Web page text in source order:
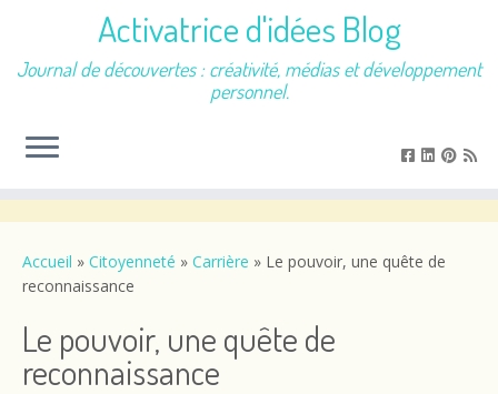
contenu
Activatrice d'idées Blog
Journal de découvertes : créativité, médias et développement
personnel.
Accueil » Citoyenneté » Carrière » Le pouvoir, une quête de
reconnaissance
Le pouvoir, une quête de
reconnaissance